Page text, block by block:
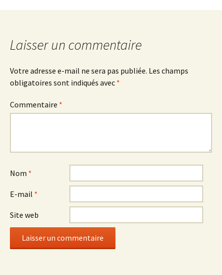
des
articles
Laisser un commentaire
Votre adresse e-mail ne sera pas publiée. Les champs
obligatoires sont indiqués avec *
Commentaire *
Nom *
E-mail *
Site web